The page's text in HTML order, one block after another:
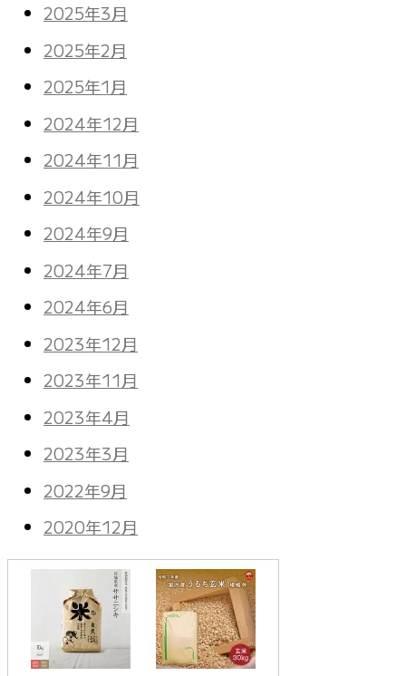
2025年3月
2025年2月
2025年1月
2024年12月
2024年11月
2024年10月
2024年9月
2024年7月
2024年6月
2023年12月
2023年11月
2023年4月
2023年3月
2022年9月
2020年12月